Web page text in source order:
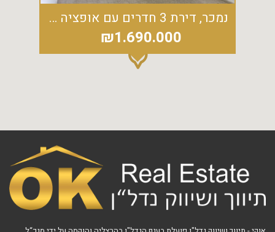
נמכר, דירת 3 חדרים עם אופציה לבניית 2 חדרים נוספים
₪1.690.000